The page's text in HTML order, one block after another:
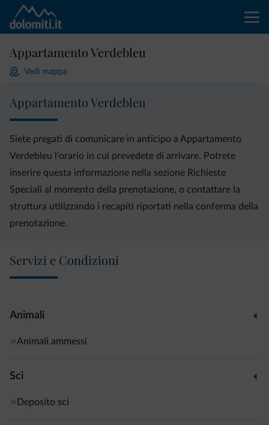
Appartamento Verdebleu
Vedi mappa
Appartamento Verdebleu
Siete pregati di comunicare in anticipo a Appartamento
Verdebleu l'orario in cui prevedete di arrivare. Potrete
inserire questa informazione nella sezione Richieste
Speciali al momento della prenotazione, o contattare la
struttura utilizzando i recapiti riportati nella conferma della
prenotazione.
Servizi e Condizioni
Animali
Animali ammessi
Sci
Deposito sci